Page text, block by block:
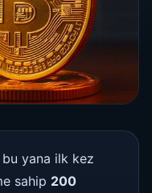
yana ilk kez
sahip 200